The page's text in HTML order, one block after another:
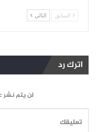
السابق التالي
اترك رد
لن يتم نشر